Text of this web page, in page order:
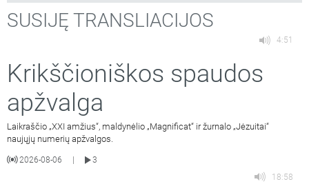
SUSIJĘ TRANSLIACIJOS
4:51
Krikščioniškos spaudos
apžvalga
Laikraščio „XXI amžius“, maldynėlio „Magnificat“ ir žurnalo „Jėzuitai“
naujųjų numerių apžvalgos.
2026-08-06
3
18:58